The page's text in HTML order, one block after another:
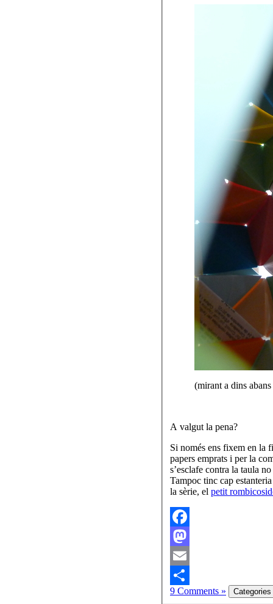
(mirant a dins
A valgut la pena?
Si només ens fixem en la
papers emprats i per la
s’esclafe contra la taula
Tampoc tinc cap
la sèrie, el petit
Facebook
Mastodon
Email
Share
9 Comments »